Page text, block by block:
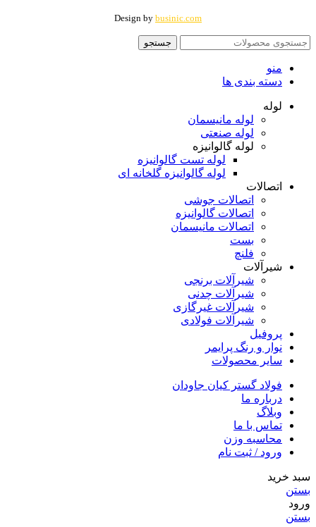
Design by businic.com
جستجو
منو
دسته بندی ها
لوله
لوله مانیسمان
لوله صنعتی
لوله گالوانیزه
لوله تست گالوانیزه
لوله گالوانیزه گلخانه ای
اتصالات
اتصالات جوشی
اتصالات گالوانیزه
اتصالات مانیسمان
بست
فلنچ
شیرآلات
شیرآلات برنجی
شیرآلات چدنی
شیرآلات غیرگازی
شیرآلات فولادی
پروفیل
نوار و رنگ پرایمر
سایر محصولات
فولاد گستر کیان جاودان
درباره ما
وبلاگ
تماس با ما
محاسبه وزن
ورود / ثبت نام
سبد خرید
بستن
ورود
بستن